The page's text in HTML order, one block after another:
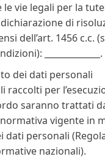
le vie legali per la
di
dell’art. 1456 c.c.
_____________.
dei dati personali
raccolti per
saranno trattati
vigente in
dati personali
nazionali).